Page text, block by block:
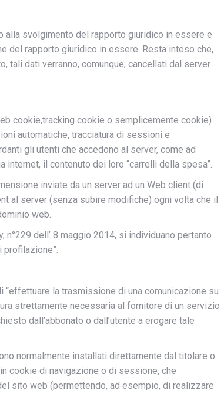
svolgimento del rapporto giuridico in essere e
del rapporto giuridico in essere. Resta inteso che,
tali dati verranno, comunque, cancellati dal server
cookie,tracking cookie o semplicemente cookie)
automatiche, tracciatura di sessioni e
gli utenti che accedono al server, come ad
il contenuto dei loro “carrelli della spesa”.
inviate da un server ad un Web client (di
al server (senza subire modifiche) ogni volta che il
web.
dell’ 8 maggio 2014, si individuano pertanto
profilazione”.
la trasmissione di una comunicazione su
strettamente necessaria al fornitore di un servizio
dall’abbonato o dall’utente a erogare tale
normalmente installati direttamente dal titolare o
cookie di navigazione o di sessione, che
sito web (permettendo, ad esempio, di realizzare